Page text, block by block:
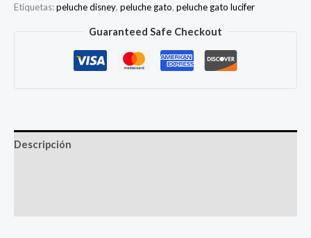
cantidad
Etiquetas:peluche disney, peluche gato, peluche gato lucifer
Guaranteed Safe Checkout
Descripción